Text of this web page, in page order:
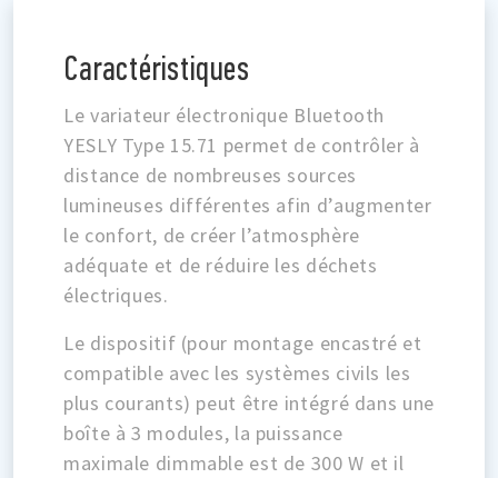
Caractéristiques
Le variateur électronique Bluetooth
YESLY Type 15.71 permet de contrôler à
distance de nombreuses sources
lumineuses différentes afin d’augmenter
le confort, de créer l’atmosphère
adéquate et de réduire les déchets
électriques.
Le dispositif (pour montage encastré et
compatible avec les systèmes civils les
plus courants) peut être intégré dans une
boîte à 3 modules, la puissance
maximale dimmable est de 300 W et il